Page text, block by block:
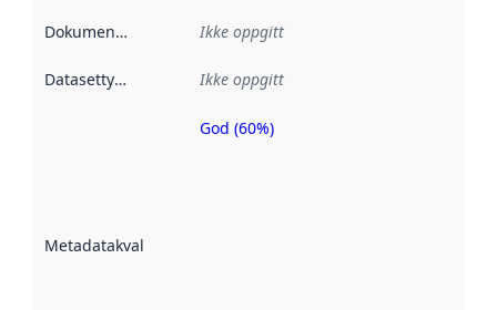
Dokumentasjon Ikke oppgitt
Datasettype Ikke oppgitt
Metadatakvalitet
Metadatakvalitet
God (60%)